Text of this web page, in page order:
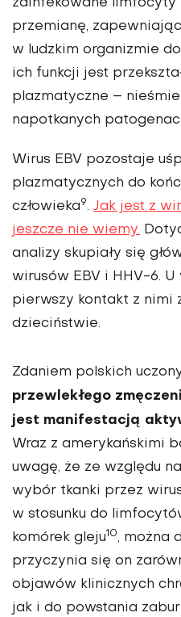
zainfekowane limfocyty
przemianę,
w ludzkim organizmie
ich funkcji jest
plazmatyczne –
napotkanych
Wirus EBV pozostaje
plazmatycznych do
człowieka9. Jak jest z
jeszcze nie wiemy.
analizy skupiały się
wirusów EBV i HHV-6.
pierwszy kontakt z nimi
dzieciństwie.
Zdaniem polskich
przewlekłego
jest manifestacją
Wraz z amerykańskimi
uwagę, że ze względu
wybór tkanki przez
w stosunku do
komórek gleju10, można
przyczynia się on
objawów klinicznych
jak i do powstania